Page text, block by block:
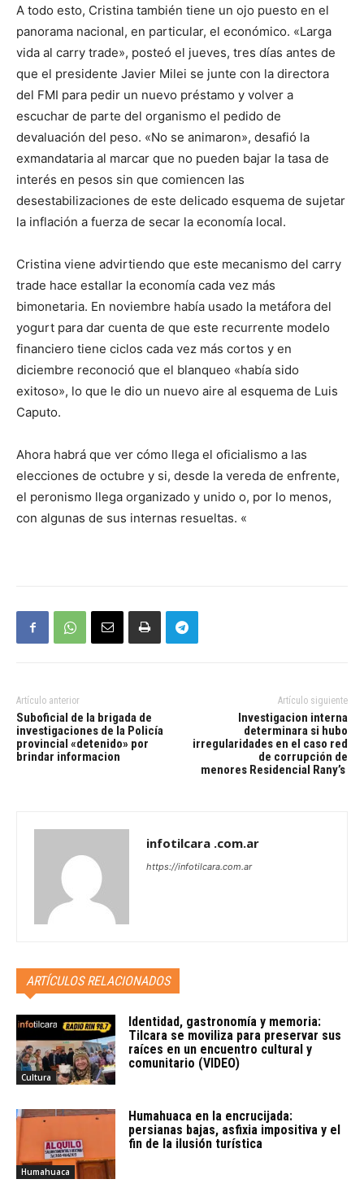
A todo esto, Cristina también tiene un ojo puesto en el
panorama nacional, en particular, el económico. «Larga
vida al carry trade», posteó el jueves, tres días antes de
que el presidente Javier Milei se junte con la directora
del FMI para pedir un nuevo préstamo y volver a
escuchar de parte del organismo el pedido de
devaluación del peso. «No se animaron», desafió la
exmandataria al marcar que no pueden bajar la tasa de
interés en pesos sin que comiencen las
desestabilizaciones de este delicado esquema de sujetar
la inflación a fuerza de secar la economía local.
Cristina viene advirtiendo que este mecanismo del carry
trade hace estallar la economía cada vez más
bimonetaria. En noviembre había usado la metáfora del
yogurt para dar cuenta de que este recurrente modelo
financiero tiene ciclos cada vez más cortos y en
diciembre reconoció que el blanqueo «había sido
exitoso», lo que le dio un nuevo aire al esquema de Luis
Caputo.
Ahora habrá que ver cómo llega el oficialismo a las
elecciones de octubre y si, desde la vereda de enfrente,
el peronismo llega organizado y unido o, por lo menos,
con algunas de sus internas resueltas. «
Artículo anterior
Suboficial de la brigada de
investigaciones de la Policía
provincial «detenido» por
brindar informacion
Artículo siguiente
Investigacion interna
determinara si hubo
irregularidades en el caso red
de corrupción de
menores Residencial Rany’s
infotilcara .com.ar
https://infotilcara.com.ar
ARTÍCULOS RELACIONADOS
Cultura
Identidad, gastronomía y memoria:
Tilcara se moviliza para preservar sus
raíces en un encuentro cultural y
comunitario (VIDEO)
Humahuaca
Humahuaca en la encrucijada:
persianas bajas, asfixia impositiva y el
fin de la ilusión turística